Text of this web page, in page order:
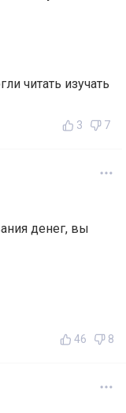
читать изучать
3 7
денег, вы
46 8